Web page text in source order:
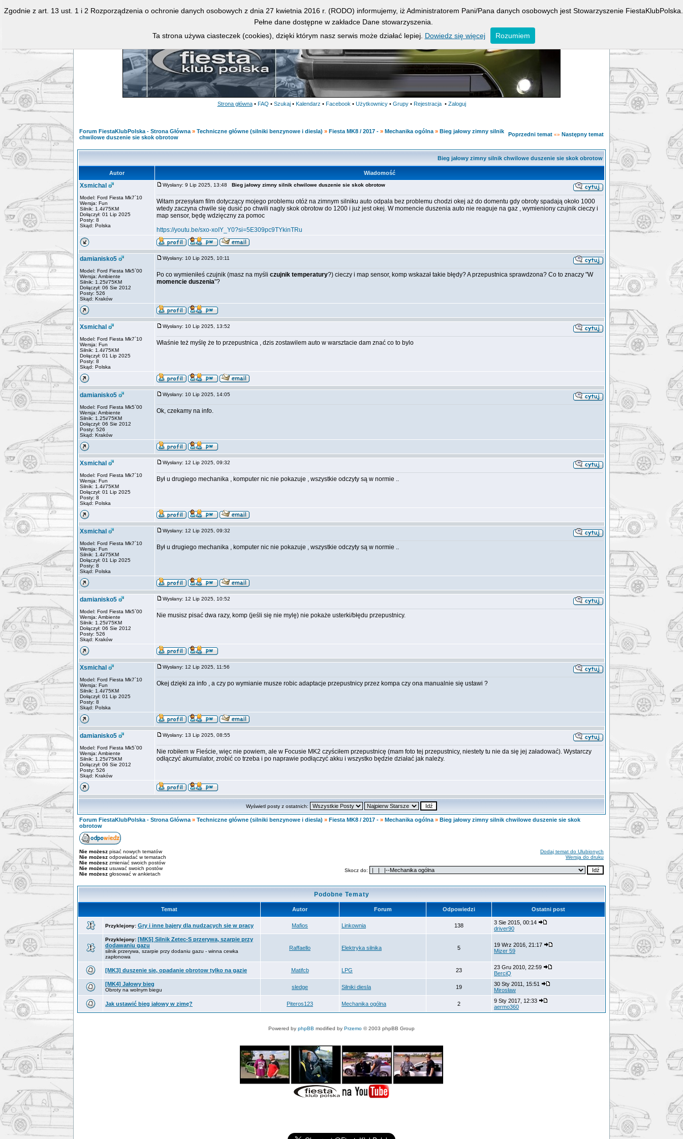
Strona główna • FAQ • Szukaj • Kalendarz • Facebook • Użytkownicy • Grupy • Rejestracja • Zaloguj
Forum FiestaKlubPolska - Strona Główna » Techniczne główne (silniki benzynowe i diesla) » Fiesta MK8 / 2017 - » Mechanika ogólna » Bieg jałowy zimny silnik
chwilowe duszenie sie skok obrotow
Poprzedni temat «» Następny temat
Bieg jałowy zimny silnik chwilowe duszenie sie skok obrotow
Autor Wiadomość
Xsmichal
Model: Ford Fiesta Mk7`10
Wersja: Fun
Silnik: 1.4i/75KM
Dołączył: 01 Lip 2025
Posty: 8
Skąd: Polska
Wysłany: 9 Lip 2025, 13:48 Bieg jałowy zimny silnik chwilowe duszenie sie skok obrotow
Witam przesyłam film dotyczący mojego problemu otóż na zimnym silniku auto odpala bez problemu chodzi okej aż do domentu gdy obroty spadają około 1000
wtedy zaczyna chwile się dusić po chwili nagly skok obrotow do 1200 i już jest okej. W momencie duszenia auto nie reaguje na gaz , wymieniony czujnik cieczy i
map sensor, będę wdzięczny za pomoc
https://youtu.be/sxo-xoIY_Y0?si=5E309pc9TYkinTRu
damianisko5
Model: Ford Fiesta Mk5`00
Wersja: Ambiente
Silnik: 1.25i/75KM
Dołączył: 06 Sie 2012
Posty: 526
Skąd: Kraków
Wysłany: 10 Lip 2025, 10:11
Po co wymieniłeś czujnik (masz na myśli czujnik temperatury?) cieczy i map sensor, komp wskazał takie błędy? A przepustnica sprawdzona? Co to znaczy "W
momencie duszenia"?
Xsmichal
Model: Ford Fiesta Mk7`10
Wersja: Fun
Silnik: 1.4i/75KM
Dołączył: 01 Lip 2025
Posty: 8
Skąd: Polska
Wysłany: 10 Lip 2025, 13:52
Właśnie też myślę że to przepustnica , dzis zostawilem auto w warsztacie dam znać co to bylo
damianisko5
Model: Ford Fiesta Mk5`00
Wersja: Ambiente
Silnik: 1.25i/75KM
Dołączył: 06 Sie 2012
Posty: 526
Skąd: Kraków
Wysłany: 10 Lip 2025, 14:05
Ok, czekamy na info.
Xsmichal
Model: Ford Fiesta Mk7`10
Wersja: Fun
Silnik: 1.4i/75KM
Dołączył: 01 Lip 2025
Posty: 8
Skąd: Polska
Wysłany: 12 Lip 2025, 09:32
Był u drugiego mechanika , komputer nic nie pokazuje , wszystkie odczyty są w normie ..
Xsmichal
Model: Ford Fiesta Mk7`10
Wersja: Fun
Silnik: 1.4i/75KM
Dołączył: 01 Lip 2025
Posty: 8
Skąd: Polska
Wysłany: 12 Lip 2025, 09:32
Był u drugiego mechanika , komputer nic nie pokazuje , wszystkie odczyty są w normie ..
damianisko5
Model: Ford Fiesta Mk5`00
Wersja: Ambiente
Silnik: 1.25i/75KM
Dołączył: 06 Sie 2012
Posty: 526
Skąd: Kraków
Wysłany: 12 Lip 2025, 10:52
Nie musisz pisać dwa razy, komp (jeśli się nie mylę) nie pokaże usterki/błędu przepustnicy.
Xsmichal
Model: Ford Fiesta Mk7`10
Wersja: Fun
Silnik: 1.4i/75KM
Dołączył: 01 Lip 2025
Posty: 8
Skąd: Polska
Wysłany: 12 Lip 2025, 11:56
Okej dzięki za info , a czy po wymianie musze robic adaptacje przepustnicy przez kompa czy ona manualnie się ustawi ?
damianisko5
Model: Ford Fiesta Mk5`00
Wersja: Ambiente
Silnik: 1.25i/75KM
Dołączył: 06 Sie 2012
Posty: 526
Skąd: Kraków
Wysłany: 13 Lip 2025, 08:55
Nie robiłem w Fieście, więc nie powiem, ale w Focusie MK2 czyściłem przepustnicę (mam foto tej przepustnicy, niestety tu nie da się jej załadować). Wystarczy
odłączyć akumulator, zrobić co trzeba i po naprawie podłączyć akku i wszystko będzie działać jak należy.
Wyświetl posty z ostatnich:
Forum FiestaKlubPolska - Strona Główna » Techniczne główne (silniki benzynowe i diesla) » Fiesta MK8 / 2017 - » Mechanika ogólna » Bieg jałowy zimny silnik chwilowe duszenie sie skok
obrotow
Nie możesz pisać nowych tematów
Nie możesz odpowiadać w tematach
Nie możesz zmieniać swoich postów
Nie możesz usuwać swoich postów
Nie możesz głosować w ankietach
Dodaj temat do Ulubionych
Wersja do druku
Skocz do:
Podobne Tematy
Temat Autor Forum Odpowiedzi Ostatni post
Przyklejony: Gry i inne bajery dla nudzacych sie w pracy Mafios Linkownia 138
3 Sie 2015, 00:14
driver90
Przyklejony: [MK5] Silnik Zetec-S przerywa, szarpie przy
dodawaniu gazu
silnik przerywa, szarpie przy dodaniu gazu - winna cewka
zapłonowa
Raffaello Elektryka silnika 5
19 Wrz 2016, 21:17
Mizer 59
[MK3] duszenie sie, opadanie obrotow tylko na gazie Matifcb LPG 23
23 Gru 2010, 22:59
BerciQ
[MK4] Jałowy bieg
Obroty na wolnym biegu sledge Silniki diesla 19
30 Sty 2011, 15:51
Mirosław
Jak ustawić bieg jałowy w zimę? Piteros123 Mechanika ogólna 2
9 Sty 2017, 12:33
aermo360
Powered by phpBB modified by Przemo © 2003 phpBB Group
Zgodnie z art. 13 ust. 1 i 2 Rozporządzenia o ochronie danych osobowych z dnia 27 kwietnia 2016 r. (RODO) informujemy, iż Administratorem Pani/Pana danych osobowych jest Stowarzyszenie FiestaKlubPolska.
Pełne dane dostępne w zakładce Dane stowarzyszenia.
Ta strona używa ciasteczek (cookies), dzięki którym nasz serwis może działać lepiej. Dowiedz się więcej Rozumiem